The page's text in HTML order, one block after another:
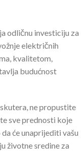
odličnu investiciju za
električnih
kvalitetom,
budućnost
ne propustite
sve prednosti koje
će unaprijediti vašu
životne sredine za